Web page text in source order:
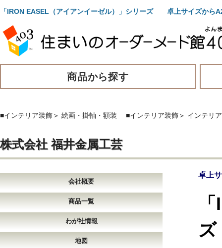
「IRON EASEL（アイアンイーゼル）」シリーズ 卓上サイズから
商品から探す
■インテリア装飾＞ 絵画・掛軸・額装 ■インテリア装飾＞ インテリ
株式会社 福井金属工芸
会社概要
商品一覧
わが社情報
地図
卓上
ズ